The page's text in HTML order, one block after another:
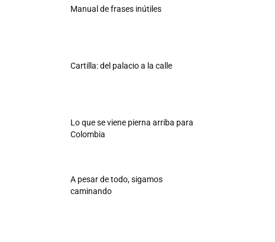
Manual de frases inútiles
Cartilla: del palacio a la calle
Lo que se viene pierna arriba para
Colombia
A pesar de todo, sigamos
caminando